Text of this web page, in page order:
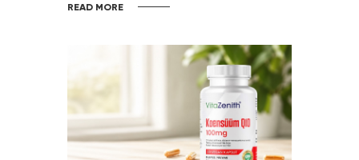
READ MORE